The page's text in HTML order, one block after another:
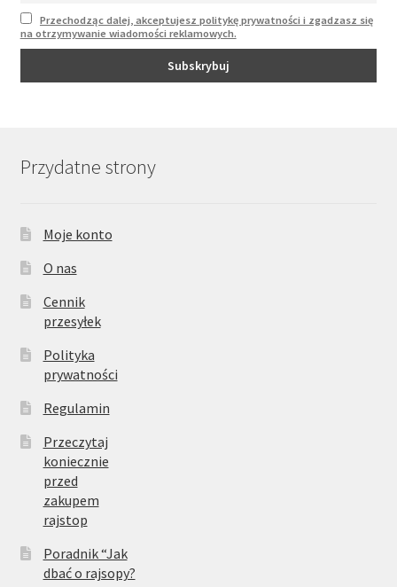
Przechodząc dalej, akceptujesz politykę prywatności i zgadzasz się
na otrzymywanie wiadomości reklamowych.
Przydatne strony
Moje konto
O nas
Cennik
przesyłek
Polityka
prywatności
Regulamin
Przeczytaj
koniecznie
przed
zakupem
rajstop
Poradnik “Jak
dbać o rajsopy?